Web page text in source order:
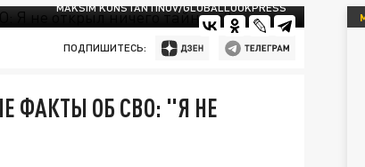
MAKSIM KONSTANTINOV/GLOBALLOOKPRESS
ПОДПИШИТЕСЬ:
ФАКТЫ ОБ СВО: "Я НЕ